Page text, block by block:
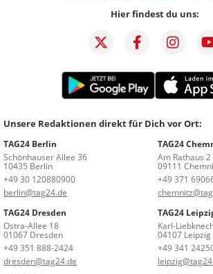
Hier findest du uns:
Unsere Redaktionen direkt für Dich vor Ort:
TAG24 Berlin
Schönhauser Allee 36
10435 Berlin
+49 30 120880900
berlin@tag24.de
TAG24
Am Rathaus 2
09111
+49 371
TAG24 Dresden
Ostra-Allee 18
01067 Dresden
+49 351 888-2424
dresden@tag24.de
TAG24
Karl-
04107 Leipzig
+49 341